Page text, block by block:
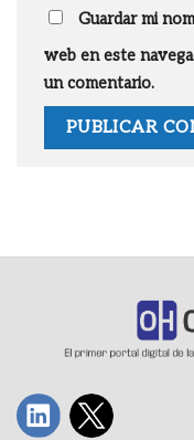
Guardar mi
web en este
un comentario.